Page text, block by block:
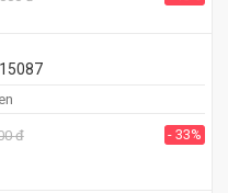
đ - 33%